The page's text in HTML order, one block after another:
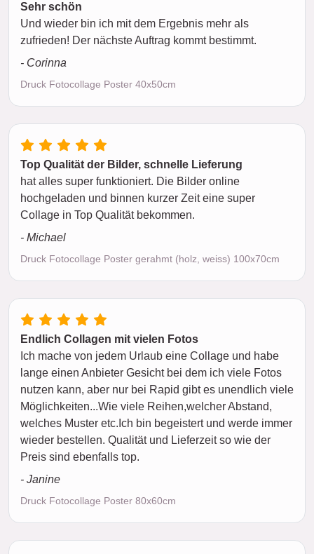
Sehr schön
Und wieder bin ich mit dem Ergebnis mehr als
zufrieden! Der nächste Auftrag kommt bestimmt.
- Corinna
Druck Fotocollage Poster 40x50cm
Top Qualität der Bilder, schnelle Lieferung
hat alles super funktioniert. Die Bilder online
hochgeladen und binnen kurzer Zeit eine super
Collage in Top Qualität bekommen.
- Michael
Druck Fotocollage Poster gerahmt (holz, weiss) 100x70cm
Endlich Collagen mit vielen Fotos
Ich mache von jedem Urlaub eine Collage und habe
lange einen Anbieter Gesicht bei dem ich viele Fotos
nutzen kann, aber nur bei Rapid gibt es unendlich viele
Möglichkeiten...Wie viele Reihen,welcher Abstand,
welches Muster etc.Ich bin begeistert und werde immer
wieder bestellen. Qualität und Lieferzeit so wie der
Preis sind ebenfalls top.
- Janine
Druck Fotocollage Poster 80x60cm